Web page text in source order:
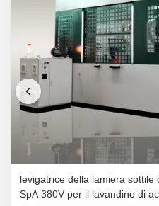
levigatrice della lamiera sottile
SpA 380V per il lavandino di